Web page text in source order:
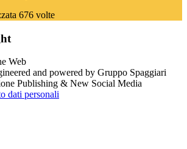
676 volte
and powered by Gruppo Spaggiari
Publishing & New Social Media
dati personali